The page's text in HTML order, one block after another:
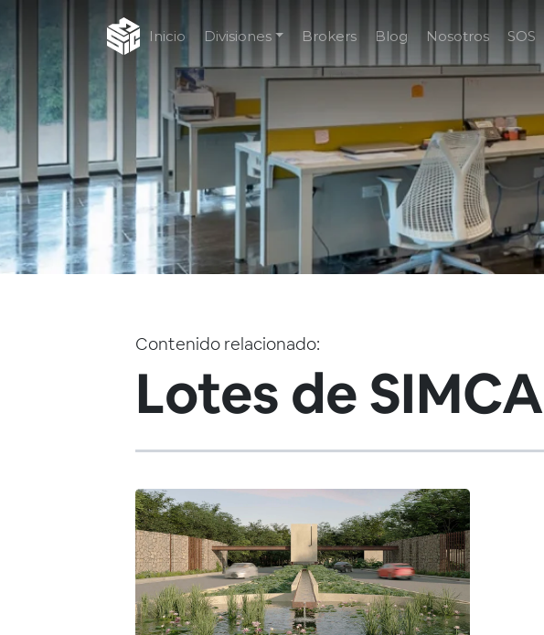
Inicio Divisiones Brokers Blog Nosotros SOS
Contenido relacionado:
Lotes de SIMCA